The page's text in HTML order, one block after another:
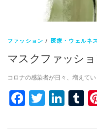
ファッション / 医療・ウェルネ
マスクファッシ
コロナの感染者が日々、増えて
Facebook
Twitter